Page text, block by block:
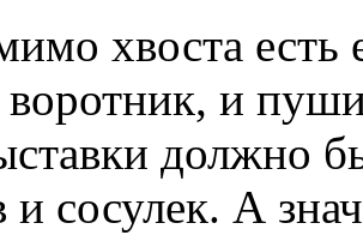
хвоста
воротник, и
должно
и сосулек. А